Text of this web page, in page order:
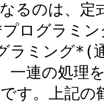
るのは、
ログラミ
ラミング*(
一連の処理
す。上記